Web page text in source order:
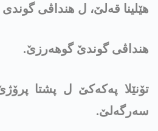
هێلينا قەلێ، ل هنداڤی
هنداڤی گوندێ گوھەرزێ.
تۆنێلا په‌كه‌كێ ل پشتا
سەرگەلێ.